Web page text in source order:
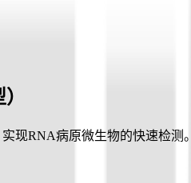
现RNA病原微生物的快速检测。